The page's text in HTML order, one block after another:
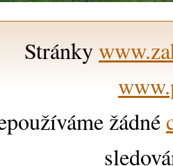
Stránky
žádné